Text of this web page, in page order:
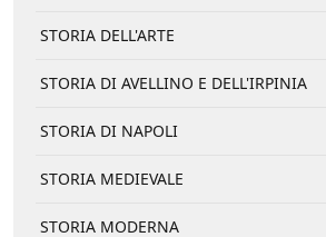
STORIA DELL'ARTE
STORIA DI AVELLINO E DELL'IRPINIA
STORIA DI NAPOLI
STORIA MEDIEVALE
STORIA MODERNA